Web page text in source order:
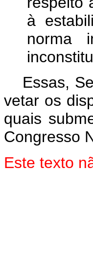
à
norma
Essas,
vetar os
quais
Congresso
Este texto